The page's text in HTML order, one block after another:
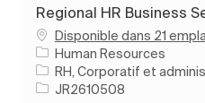
Regional HR Business
Disponible dans 21
Human Resources
Catégorie
RH, Corporatif et
ID de l’emploi
JR2610508